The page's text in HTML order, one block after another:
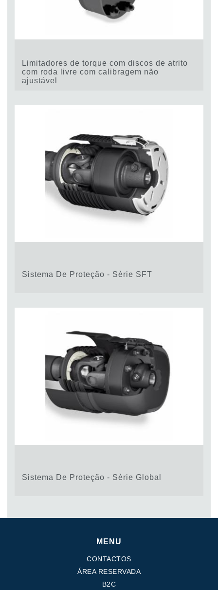
Limitadores de torque com discos de atrito
com roda livre com calibragem não
ajustável
Sistema De Proteção - Sèrie SFT
Sistema De Proteção - Sèrie Global
MENU
CONTACTOS
ÁREA RESERVADA
B2C